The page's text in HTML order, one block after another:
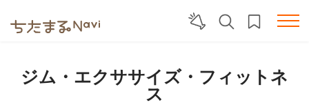
ジム・エクササイズ・フィットネ
ス